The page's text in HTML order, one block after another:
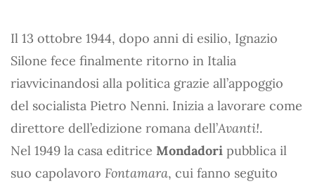
Il 13 ottobre 1944, dopo anni di esilio, Ignazio
Silone fece finalmente ritorno in Italia
riavvicinandosi alla politica grazie all’appoggio
del socialista Pietro Nenni. Inizia a lavorare come
direttore dell’edizione romana dell’Avanti!.
Nel 1949 la casa editrice Mondadori pubblica il
suo capolavoro Fontamara, cui fanno seguito